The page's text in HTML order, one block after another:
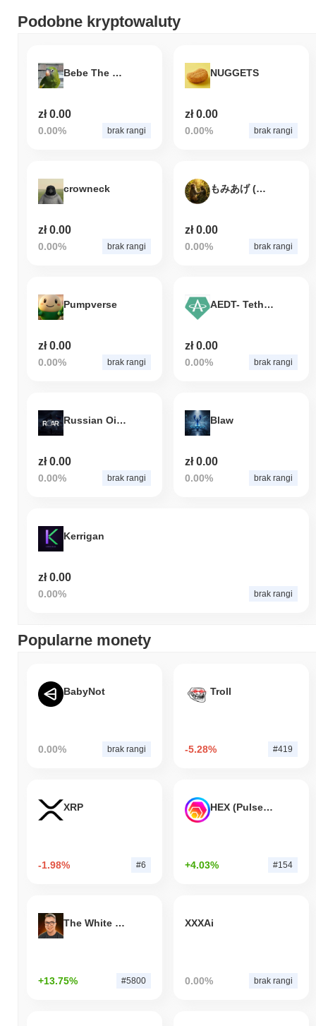
Podobne kryptowaluty
Bebe The Parrot
zł 0.00
0.00% brak rangi
NUGGETS
zł 0.00
0.00% brak rangi
crowneck
zł 0.00
0.00% brak rangi
もみあげ (momiage)
zł 0.00
0.00% brak rangi
Pumpverse
zł 0.00
0.00% brak rangi
AEDT- Tethered AED
zł 0.00
0.00% brak rangi
Russian Oil Asset Reserve
zł 0.00
0.00% brak rangi
Blaw
zł 0.00
0.00% brak rangi
Kerrigan
zł 0.00
0.00% brak rangi
Popularne monety
BabyNot
0.00% brak rangi
Troll
-5.28% #419
XRP
-1.98% #6
HEX (Pulsechain)
+4.03% #154
The White Bull
+13.75% #5800
XXXAi
0.00% brak rangi